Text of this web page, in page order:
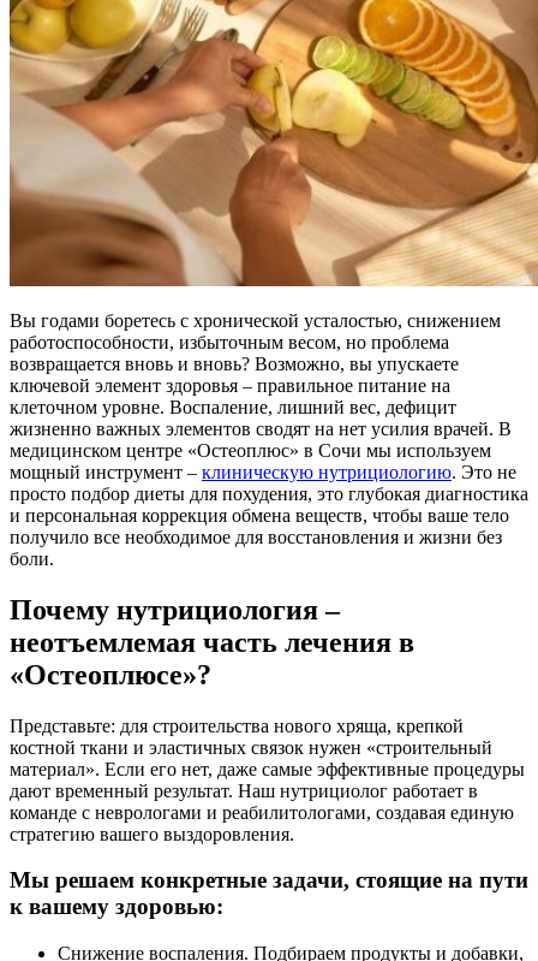
Вы годами боретесь с хронической усталостью, снижением
работоспособности, избыточным весом, но проблема
возвращается вновь и вновь? Возможно, вы упускаете
ключевой элемент здоровья – правильное питание на
клеточном уровне. Воспаление, лишний вес, дефицит
жизненно важных элементов сводят на нет усилия врачей. В
медицинском центре «Остеоплюс» в Сочи мы используем
мощный инструмент – клиническую нутрициологию. Это не
просто подбор диеты для похудения, это глубокая диагностика
и персональная коррекция обмена веществ, чтобы ваше тело
получило все необходимое для восстановления и жизни без
боли.
Почему нутрициология –
неотъемлемая часть лечения в
«Остеоплюсе»?
Представьте: для строительства нового хряща, крепкой
костной ткани и эластичных связок нужен «строительный
материал». Если его нет, даже самые эффективные процедуры
дают временный результат. Наш нутрициолог работает в
команде с неврологами и реабилитологами, создавая единую
стратегию вашего выздоровления.
Мы решаем конкретные задачи, стоящие на пути
к вашему здоровью:
Снижение воспаления. Подбираем продукты и добавки,